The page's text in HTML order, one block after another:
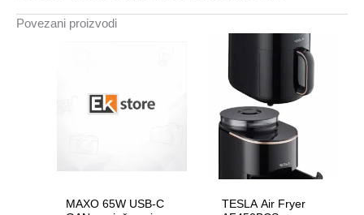
Povezani proizvodi
MAXO 65W USB-C
TESLA Air Fryer